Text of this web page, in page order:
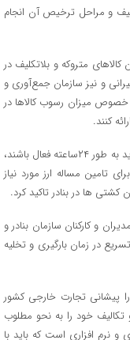
و مراحل ترخیص آن انجام
متروکه و بلاتکلیف در
و نیز سازمان جمع‌آوری و
میزان رسوب کالاها در
کنند.
جهانگیری با بیان اینکه گمرکات در مبادی اصلی کشور باید به طور ۲۴ساعته فعال باشند،
تامین مساله ارز مورد نیاز
ها در بنادر تاکید کرد.
و کارکنان سازمان بنادر و
در زمان بارگیری و تخلیه
پیشانی تجارت خارجی کشور
خود را به نحو مطلوب
نرم افزاری است که باید با